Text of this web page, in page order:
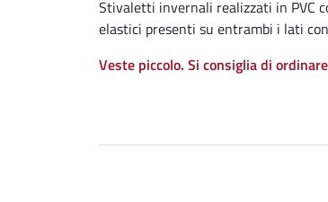
Stivaletti invernali realizzati in PVC
elastici presenti su entrambi i lati
Veste piccolo. Si consiglia di